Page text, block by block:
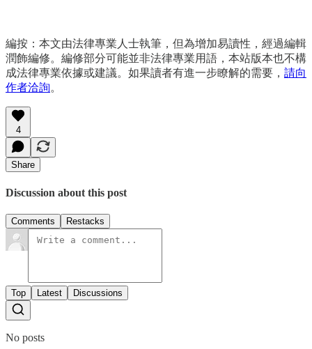
編按：本文由法律專業人士執筆，但為增加易讀性，經過編輯
潤飾編修。編修部分可能並非法律專業用語，本站版本也不構
成法律專業依據或建議。如果讀者有進一步瞭解的需要， 請向
作者洽詢。
4
Share
Discussion about this post
Comments Restacks
Top Latest Discussions
No posts